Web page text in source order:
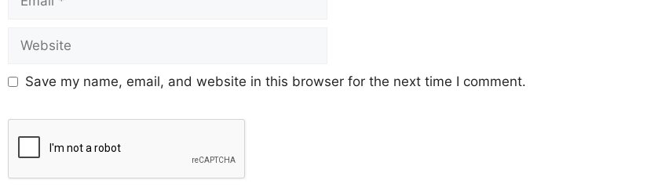
Save my name, email, and website in this browser for the next time I comment.